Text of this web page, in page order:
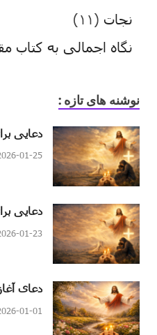
نجات (۱۱)
نگاه اجمالی به کتاب
نوشنه های تازه :
دعایی
01-25
دعایی
01-23
دعای
01-01